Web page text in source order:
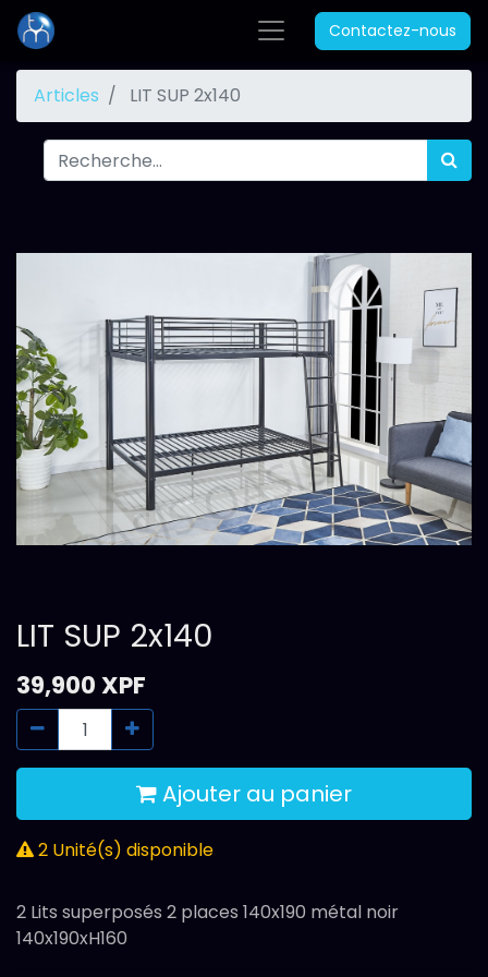
Contactez-nous
Articles LIT SUP 2x140
LIT SUP 2x140
39,900XPF
Ajouter au panier
2 Unité(s) disponible
2 Lits superposés 2 places 140x190 métal noir
140x190xH160